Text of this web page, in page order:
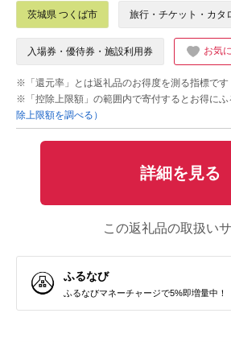
茨城県 つくば市 旅行・チケット・カタ
入場券・優待券・施設利用券 お気
※「還元率」とは返礼品のお得度を測る指標です
※「控除上限額」の範囲内で寄付するとお得にふ
除上限額を調べる）
詳細を見る
この返礼品の取扱い
ふるなび
ふるなびマネーチャージで5%即増量中！